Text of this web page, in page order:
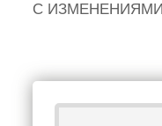
С ИЗМЕНЕНИЯМИ